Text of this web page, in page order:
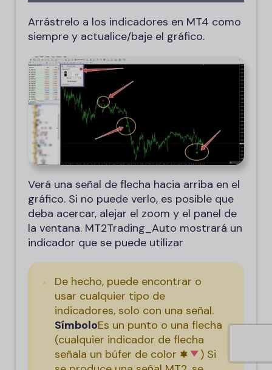
Arrástrelo a los indicadores en MT4 como
siempre y actualice/baje el gráfico.
Verá una señal de flecha hacia arriba en el
gráfico. Si no puede verlo, es posible que
deba acercar, alejar el zoom y el panel de
la ventana. MT2Trading_Auto mostrará un
indicador que se puede utilizar
De hecho, puede encontrar o
usar cualquier tipo de
indicadores, solo con una señal.
SímboloEs un punto o una flecha
(cualquier indicador de flecha
señala un búfer de color 🟌
) Si